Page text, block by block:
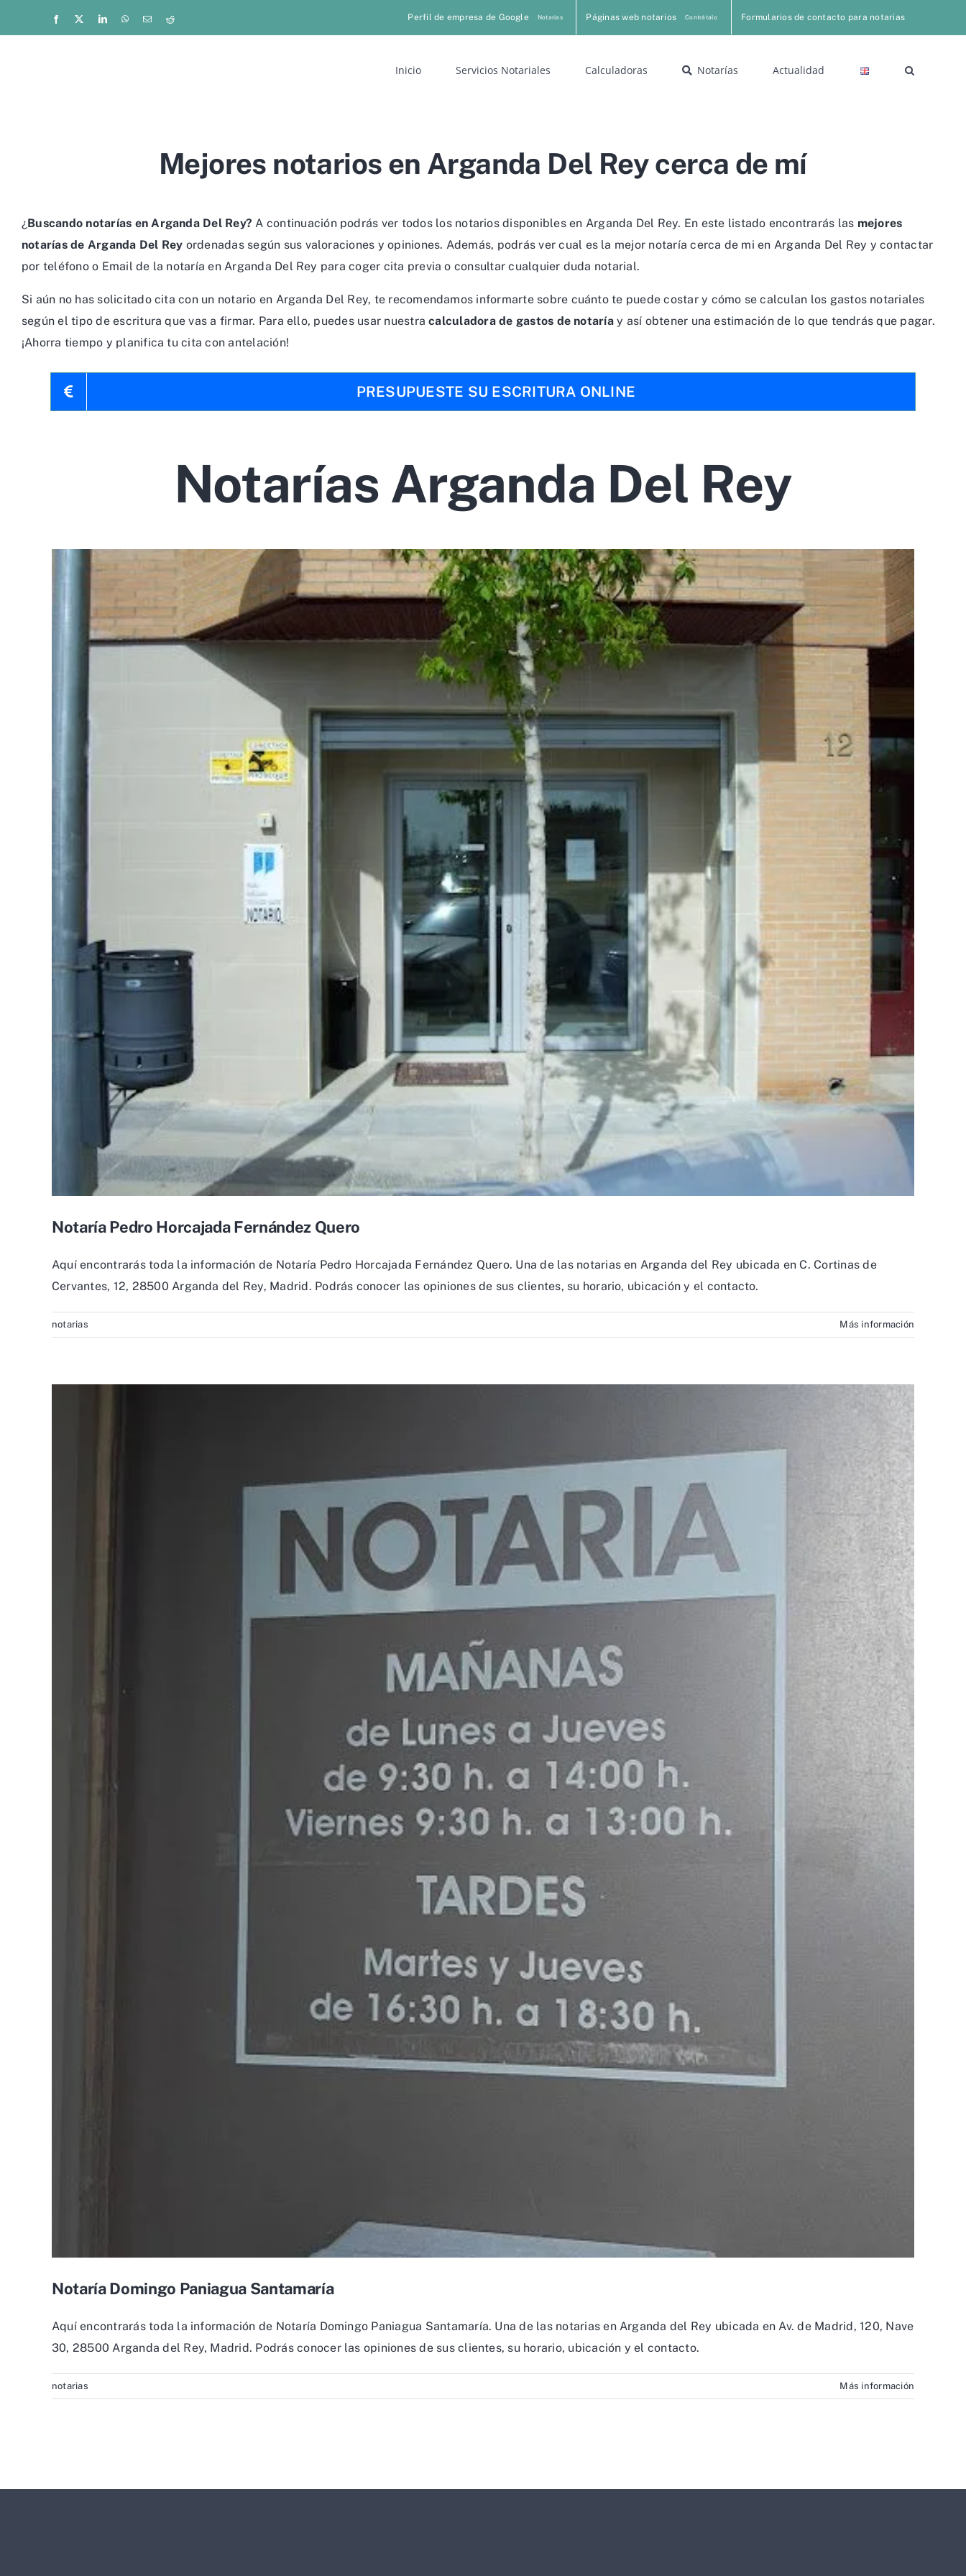
Facebook LinkedInWhatsAppCorreo
electrónico
Reddit Perfil de empresa de Google Notarias Páginas web notarios Contrátalo Formularios de contacto para notarias
Inicio Servicios Notariales Calculadoras Notarías Actualidad
Mejores notarios en Arganda Del Rey cerca de mí
¿Buscando notarías en Arganda Del Rey? A continuación podrás ver todos los notarios disponibles en Arganda Del Rey. En este listado encontrarás las mejores
notarías de Arganda Del Rey ordenadas según sus valoraciones y opiniones. Además, podrás ver cual es la mejor notaría cerca de mi en Arganda Del Rey y contactar
por teléfono o Email de la notaría en Arganda Del Rey para coger cita previa o consultar cualquier duda notarial.
Si aún no has solicitado cita con un notario en Arganda Del Rey, te recomendamos informarte sobre cuánto te puede costar y cómo se calculan los gastos notariales
según el tipo de escritura que vas a firmar. Para ello, puedes usar nuestracalculadora de gastos de notaríay así obtener una estimación de lo que tendrás que pagar.
¡Ahorra tiempo y planifica tu cita con antelación!
PRESUPUESTE SU ESCRITURA ONLINE
Notarías Arganda Del Rey
Notaría Pedro Horcajada Fernández Quero
Aquí encontrarás toda la información de Notaría Pedro Horcajada Fernández Quero. Una de las notarias en Arganda del Rey ubicada en C. Cortinas de
Cervantes, 12, 28500 Arganda del Rey, Madrid. Podrás conocer las opiniones de sus clientes, su horario, ubicación y el contacto.
notarias Más información
Notaría Domingo Paniagua Santamaría
Aquí encontrarás toda la información de Notaría Domingo Paniagua Santamaría. Una de las notarias en Arganda del Rey ubicada en Av. de Madrid, 120, Nave
30, 28500 Arganda del Rey, Madrid. Podrás conocer las opiniones de sus clientes, su horario, ubicación y el contacto.
notarias Más información